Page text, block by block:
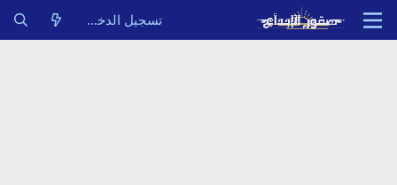
تسجيل الدخول